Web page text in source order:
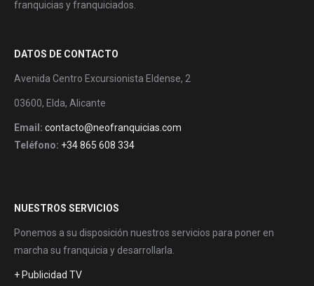
franquicias y franquiciados.
DATOS DE CONTACTO
Avenida Centro Excursionista Eldense, 2
03600, Elda, Alicante
Email: contacto@neofranquicias.com
Teléfono: +34 865 608 334
NUESTROS SERVICIOS
Ponemos a su disposición nuestros servicios para poner en
marcha su franquicia y desarrollarla.
+ Publicidad TV